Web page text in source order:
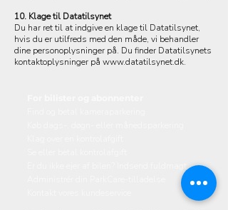
10. Klage til Datatilsynet
Du har ret til at indgive en klage til Datatilsynet,
hvis du er utilfreds med den måde, vi behandler
dine personoplysninger på. Du finder Datatilsynets
kontaktoplysninger på www.datatilsynet.dk.